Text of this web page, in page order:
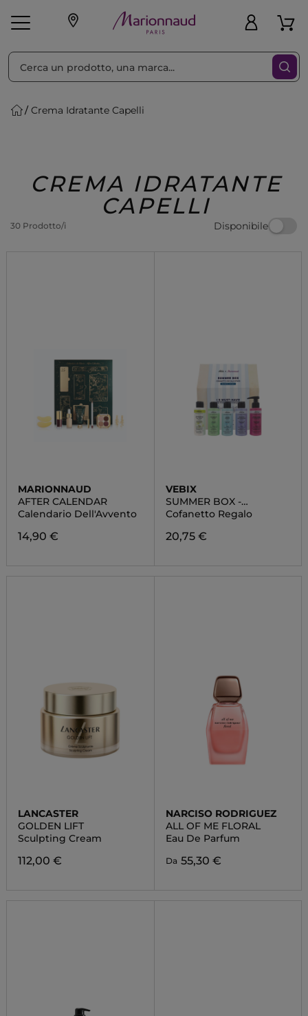
Make-up Profumi
Regalo
Crema Idratante Capelli
CREMA IDRATANTE
CAPELLI
30 Prodotto/i Disponibile
Ordina per Filtra
MARIONNAUD
AFTER CALENDAR
Calendario Dell'Avvento
14,90 €
VEBIX
SUMMER BOX -
EDIZIONE LIMITATA
Cofanetto Regalo
20,75 €
LANCASTER
GOLDEN LIFT
Sculpting Cream
112,00 €
NARCISO RODRIGUEZ
ALL OF ME FLORAL
Eau De Parfum
Da 55,30 €